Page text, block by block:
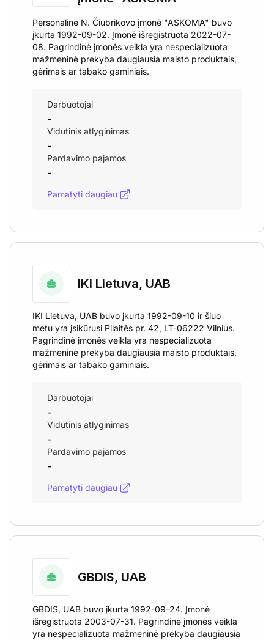
Personalinė N. Čiubrikovo įmonė "ASKOMA" buvo
įkurta 1992-09-02. Įmonė išregistruota 2022-07-
08. Pagrindinė įmonės veikla yra nespecializuota
mažmeninė prekyba daugiausia maisto produktais,
gėrimais ar tabako gaminiais.
Darbuotojai
-
Vidutinis atlyginimas
-
Pardavimo pajamos
-
Pamatyti daugiau
IKI Lietuva, UAB
IKI Lietuva, UAB buvo įkurta 1992-09-10 ir šiuo
metu yra įsikūrusi Pilaitės pr. 42, LT-06222 Vilnius.
Pagrindinė įmonės veikla yra nespecializuota
mažmeninė prekyba daugiausia maisto produktais,
gėrimais ar tabako gaminiais.
Darbuotojai
-
Vidutinis atlyginimas
-
Pardavimo pajamos
-
Pamatyti daugiau
GBDIS, UAB
GBDIS, UAB buvo įkurta 1992-09-24. Įmonė
išregistruota 2003-07-31. Pagrindinė įmonės veikla
yra nespecializuota mažmeninė prekyba daugiausia